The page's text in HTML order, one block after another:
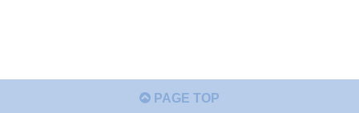
PAGE TOP